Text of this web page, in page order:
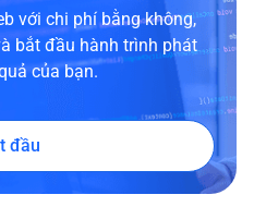
với chi phí bằng không,
bắt đầu hành trình phát
của bạn.
đầu